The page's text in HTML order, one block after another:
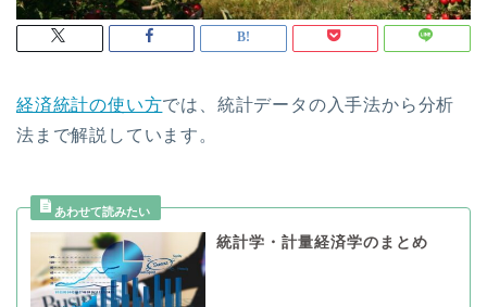
経済統計の使い方では、統計データの入手法から分析
法まで解説しています。
統計学・計量経済学のまとめ